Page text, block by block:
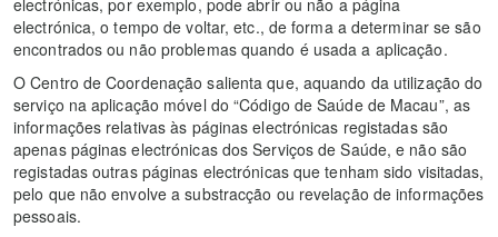
electrónicas, por exemplo, pode abrir ou não a página
electrónica, o tempo de voltar, etc., de forma a determinar se são
encontrados ou não problemas quando é usada a aplicação.
O Centro de Coordenação salienta que, aquando da utilização do
serviço na aplicação móvel do “Código de Saúde de Macau”, as
informações relativas às páginas electrónicas registadas são
apenas páginas electrónicas dos Serviços de Saúde, e não são
registadas outras páginas electrónicas que tenham sido visitadas,
pelo que não envolve a substracção ou revelação de informações
pessoais.